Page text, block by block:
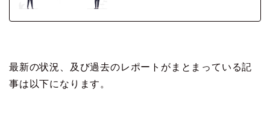
最新の状況、及び過去のレポートがまとまっている記
事は以下になります。